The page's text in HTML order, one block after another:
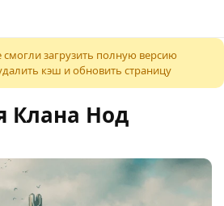
загрузить полную версию
кэш и обновить страницу
Клана Нод